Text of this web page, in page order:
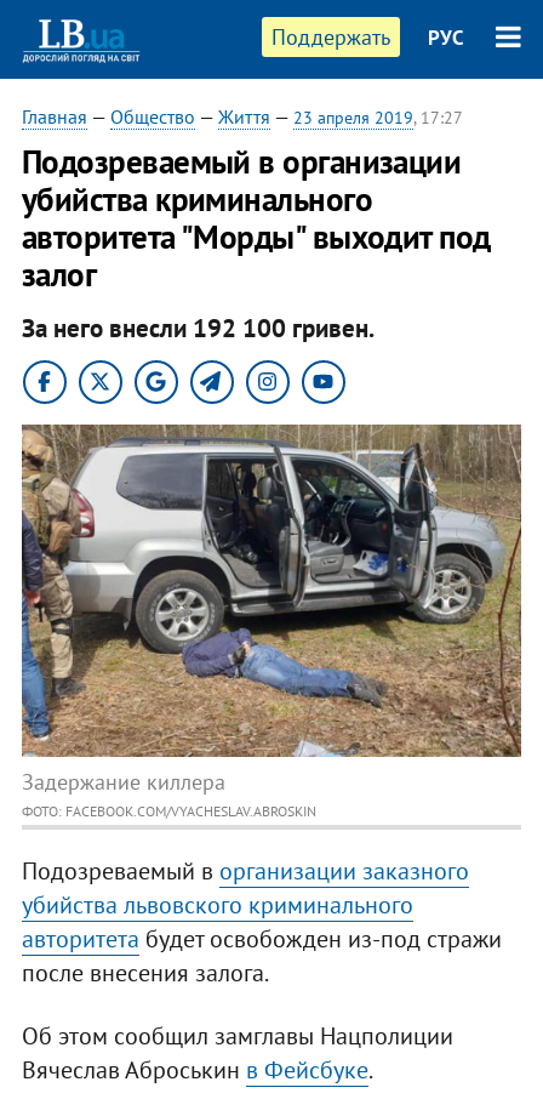
Поддержать РУС
Главная — Общество — Життя — 23 апреля 2019, 17:27
​Подозреваемый в организации
убийства криминального
авторитета "Морды" выходит под
залог
За него внесли 192 100 гривен.
Задержание киллера
ФОТО: FACEBOOK.COM/VYACHESLAV.ABROSKIN
Подозреваемый в организации заказного
убийства львовского криминального
авторитета будет освобожден из-под стражи
после внесения залога.
Об этом сообщил замглавы Нацполиции
Вячеслав Аброськин в Фейсбуке.